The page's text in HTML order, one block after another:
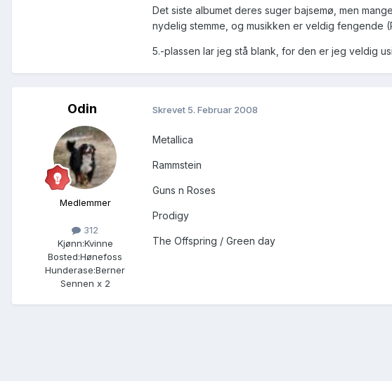
Det siste albumet deres suger bajsemø, men
nydelig stemme, og musikken er veldig fengende
5.-plassen lar jeg stå blank, for den er jeg veldig
Odin
Medlemmer
312
Kjønn:Kvinne
Bosted:Hønefoss
Hunderase:Berner
Sennen x 2
Skrevet 5. Februar 2008
Metallica
Rammstein
Guns n Roses
Prodigy
The Offspring / Green day